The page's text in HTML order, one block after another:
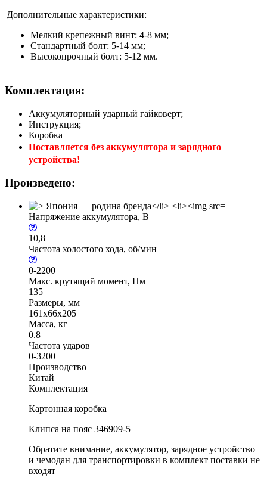
Дополнительные характеристики:
Мелкий крепежный винт: 4-8 мм;
Стандартный болт: 5-14 мм;
Высокопрочный болт: 5-12 мм.
Комплектация:
Аккумуляторный ударный гайковерт;
Инструкция;
Коробка
Поставляется без аккумулятора и зарядного
устройства!
Произведено:
Напряжение аккумулятора, В
10,8
Частота холостого хода, об/мин
0-2200
Макс. крутящий момент, Нм
135
Размеры, мм
161x66x205
Масса, кг
0.8
Частота ударов
0-3200
Производство
Китай
Комплектация
Картонная коробка
Клипса на пояс 346909-5
Обратите внимание, аккумулятор, зарядное устройство
и чемодан для транспортировки в комплект поставки не
входят